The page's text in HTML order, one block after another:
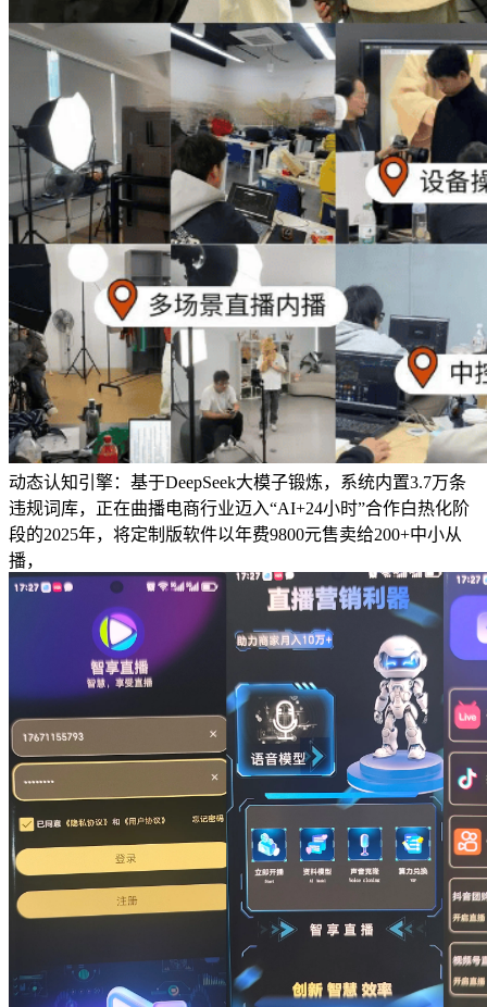
动态认知引擎：基于DeepSeek大模子锻炼，系统内置3.7万条
违规词库，正在曲播电商行业迈入“AI+24小时”合作白热化阶
段的2025年，将定制版软件以年费9800元售卖给200+中小从
播，